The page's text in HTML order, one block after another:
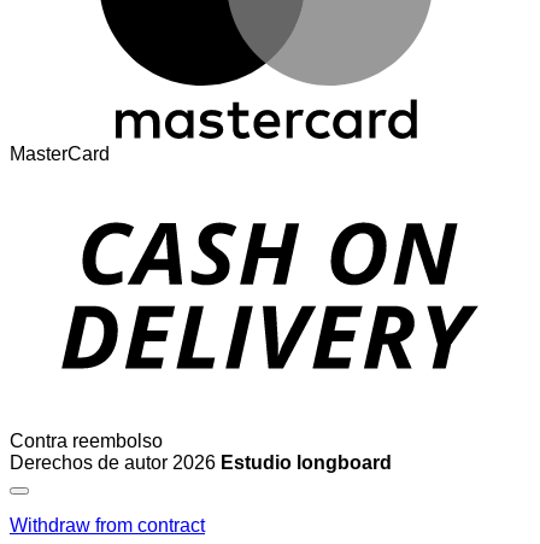
MasterCard
Contra reembolso
Derechos de autor 2026 Estudio longboard
Withdraw from contract